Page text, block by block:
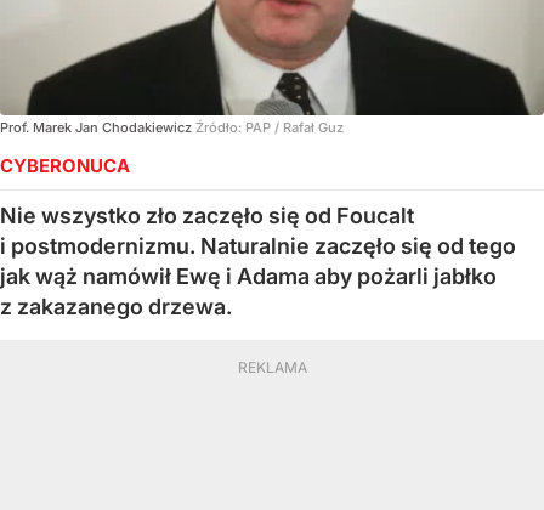
Prof. Marek Jan Chodakiewicz Źródło: PAP / Rafał Guz
CYBERONUCA
Nie wszystko zło zaczęło się od Foucalt
i postmodernizmu. Naturalnie zaczęło się od tego
jak wąż namówił Ewę i Adama aby pożarli jabłko
z zakazanego drzewa.